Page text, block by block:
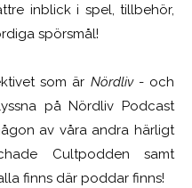
inblick i spel, tillbehör,
spörsmål!
som är Nördliv- och
på Nördliv Podcast
av våra andra härligt
Cultpodden samt
finns där poddar finns!